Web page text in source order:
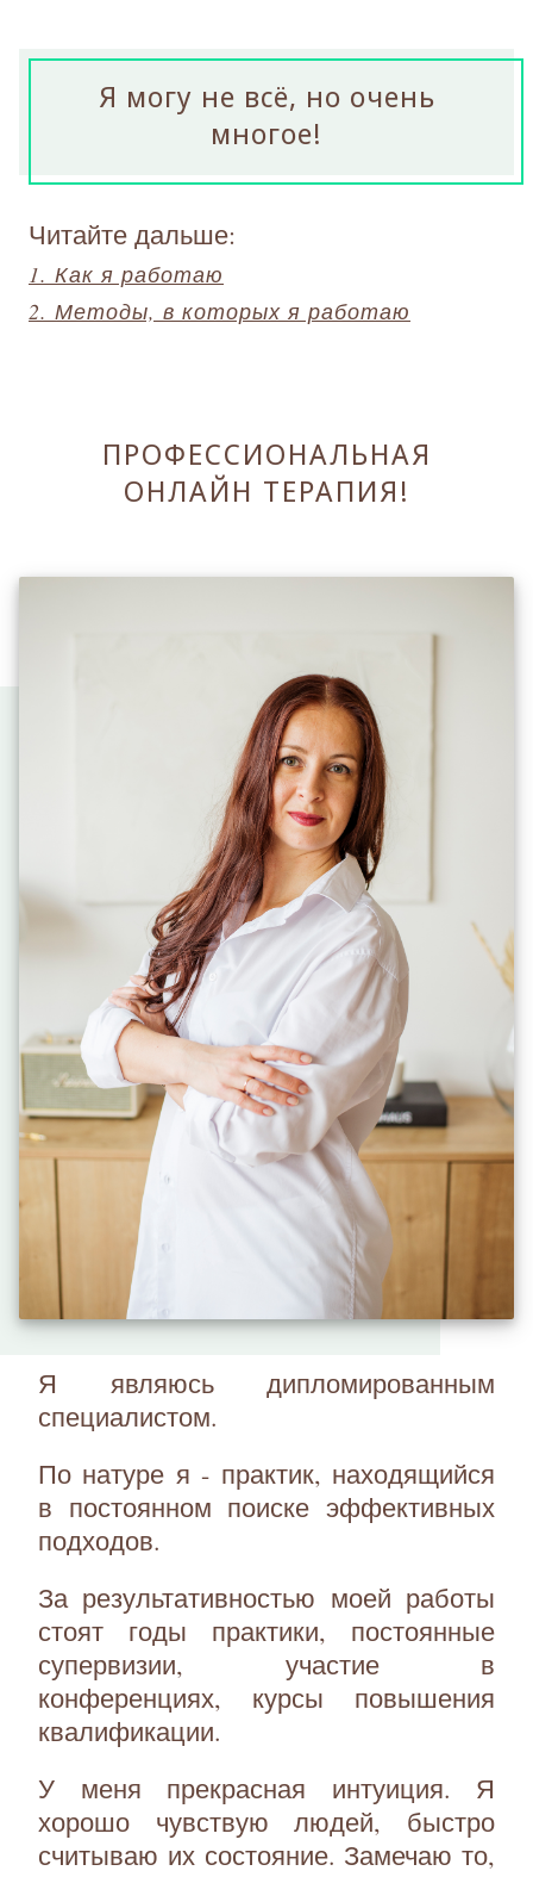
Я могу не всё, но очень
многое!
Читайте дальше:
1. Как я работаю
2. Методы, в которых я работаю
ПРОФЕССИОНАЛЬНАЯ
ОНЛАЙН ТЕРАПИЯ!
Я являюсь дипломированным
специалистом.
По натуре я - практик, находящийся
в постоянном поиске эффективных
подходов.
За результативностью моей работы
стоят годы практики, постоянные
супервизии, участие в
конференциях, курсы повышения
квалификации.
У меня прекрасная интуиция. Я
хорошо чувствую людей, быстро
считываю их состояние. Замечаю то,